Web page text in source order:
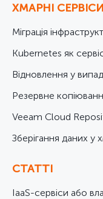
ХМАРНІ СЕРВІСИ
Міграція
Kubernetes як
Відновлення у
Резервне
Veeam Cloud
Зберігання даних у
СТАТТІ
IaaS-сервіси або